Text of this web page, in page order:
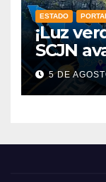
ESTADO
¡Luz
SCJN
este
5 DE